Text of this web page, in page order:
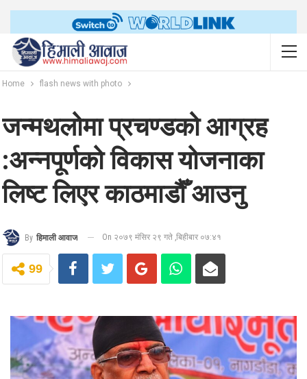
Home flash news with photo
जन्मथलोमा प्रचण्डको आग्रह
:अन्नपूर्णको विकास योजनाका
लिष्ट लिएर काठमाडौँ आउनु
By हिमाली आवाज On २०७९ मंसिर २९ गते ,बिहीबार ०७:४१
99